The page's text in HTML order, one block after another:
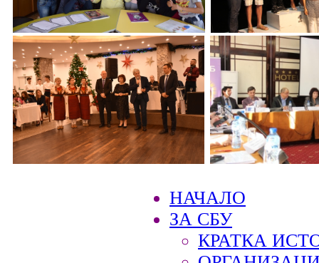
НАЧАЛО
ЗА СБУ
КРАТКА